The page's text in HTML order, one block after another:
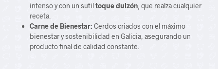
intenso y con un sutiltoque dulzón, que realza cualquier
receta.
Carne de Bienestar:Cerdos criados con el máximo
bienestar y sostenibilidad en Galicia, asegurando un
producto final de calidad constante.